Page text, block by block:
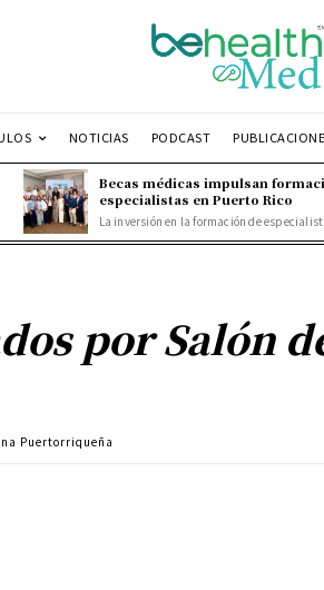
NOTICIAS PODCAST
Becas médicas impulsan
especialistas en Puerto Rico
La inversión en la formación de
por Salón
Puertorriqueña